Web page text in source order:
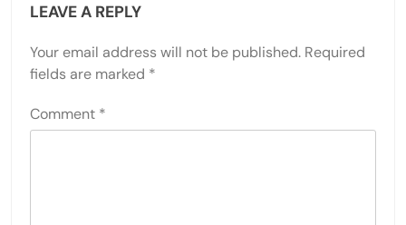
LEAVE A REPLY
Your email address will not be published. Required
fields are marked *
Comment *